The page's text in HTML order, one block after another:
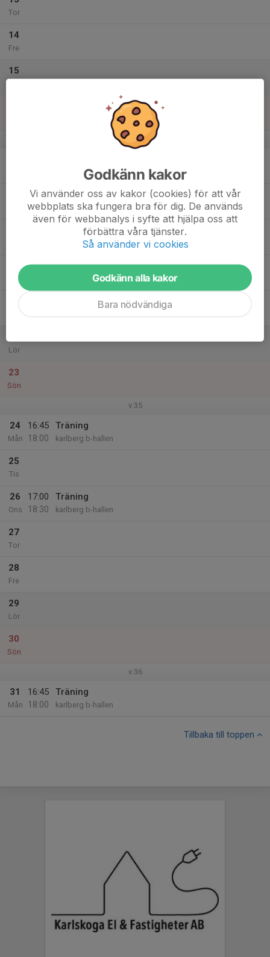
Tor
14
Fre
15
v.34
Tor
Lör
23
Sön
v.35
24
Mån
16:45
18:00
Träning
karlberg b-hallen
25
Tis
26
Ons
17:00
18:30
Träning
karlberg b-hallen
27
Tor
28
Fre
29
Lör
30
Sön
v.36
31
Mån
16:45
18:00
Träning
karlberg b-hallen
Tillbaka till toppen
Godkänn kakor
Vi använder oss av kakor (cookies) för att vår
webbplats ska fungera bra för dig. De används
även för webbanalys i syfte att hjälpa oss att
förbättra våra tjänster.
Så använder vi cookies
Godkänn alla kakor
Bara nödvändiga